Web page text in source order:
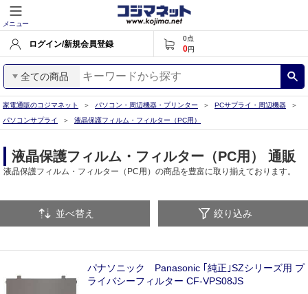
メニュー
ログイン/新規会員登録
0点
0円
全ての商品
家電通販のコジマネット パソコン・周辺機器・プリンター
PCサプライ・周辺機器
パソコンサプライ
液晶保護フィルム・フィルター（PC用）
液晶保護フィルム・フィルター（PC用） 通販
液晶保護フィルム・フィルター（PC用）の商品を豊富に取り揃えております。
並べ替え 絞り込み
パナソニック Panasonic ｢純正｣SZシリーズ用 プ
ライバシーフィルター CF-VPS08JS